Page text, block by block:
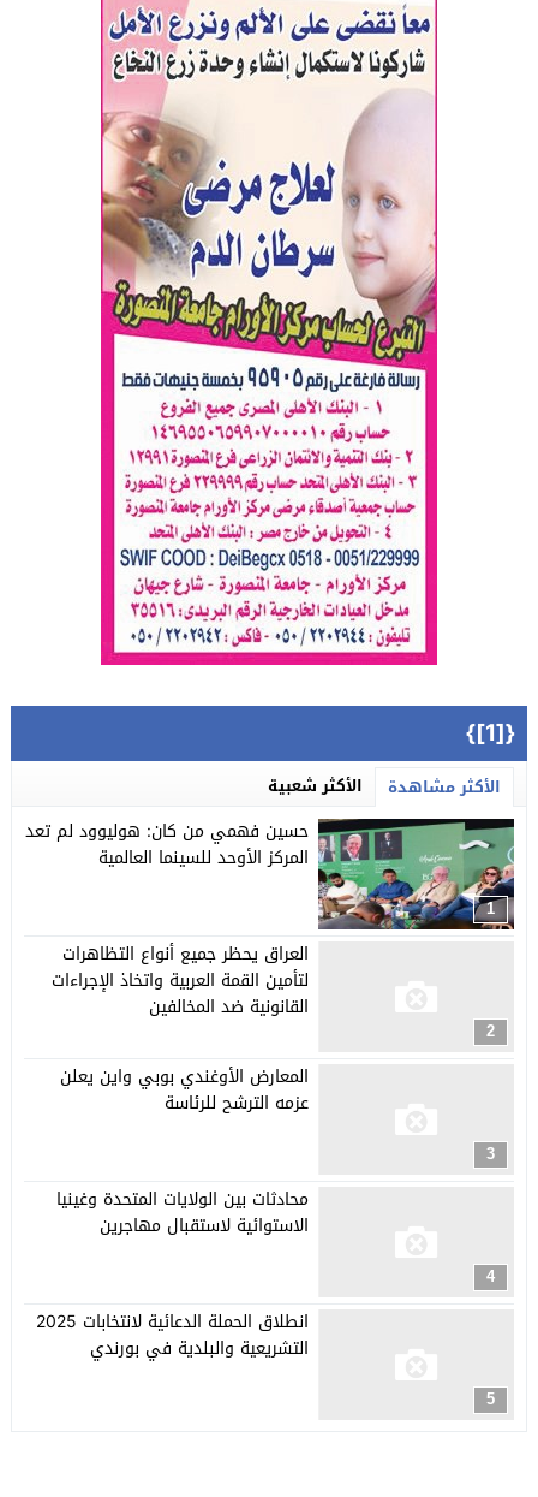
{[1]}
الأكثر مشاهدة الأكثر شعبية
1
حسين فهمي من كان: هوليوود لم تعد
المركز الأوحد للسينما العالمية
2
العراق يحظر جميع أنواع التظاهرات
لتأمين القمة العربية واتخاذ الإجراءات
القانونية ضد المخالفين
3
المعارض الأوغندي بوبي واين يعلن
عزمه الترشح للرئاسة
4
محادثات بين الولايات المتحدة وغينيا
الاستوائية لاستقبال مهاجرين
5
انطلاق الحملة الدعائية لانتخابات 2025
التشريعية والبلدية في بورندي